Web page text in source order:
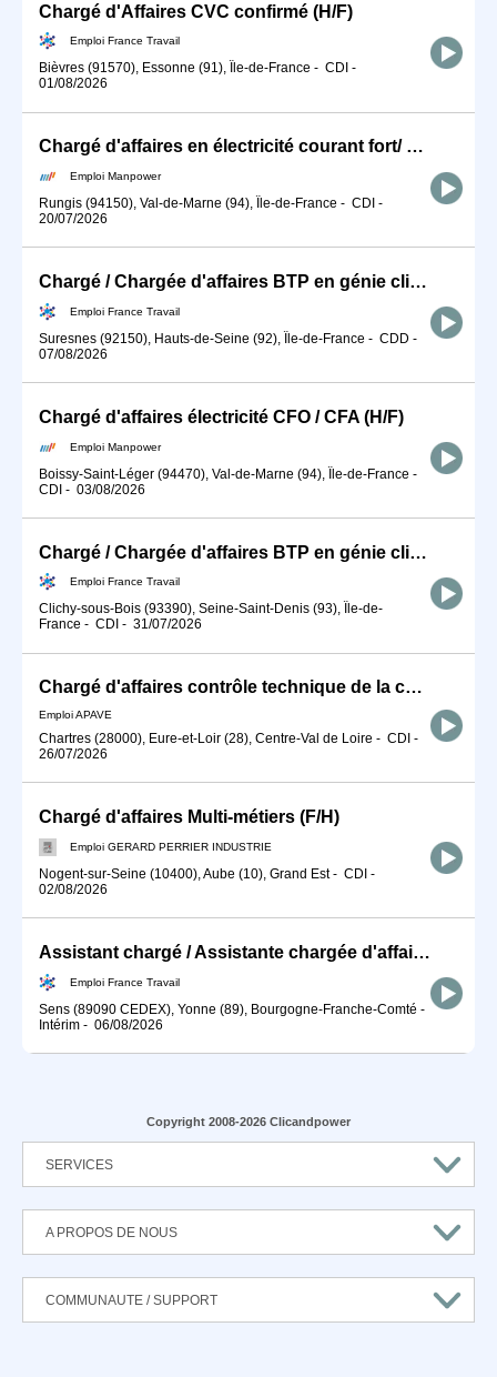
Chargé d'Affaires CVC confirmé (H/F)
Emploi France Travail
Bièvres (91570), Essonne (91), Île-de-France - CDI -
01/08/2026
Chargé d'affaires en électricité courant fort/ Courant Faible (H/F)
Emploi Manpower
Rungis (94150), Val-de-Marne (94), Île-de-France - CDI -
20/07/2026
Chargé / Chargée d'affaires BTP en génie climatique et énergétiqu (H/F)
Emploi France Travail
Suresnes (92150), Hauts-de-Seine (92), Île-de-France - CDD -
07/08/2026
Chargé d'affaires électricité CFO / CFA (H/F)
Emploi Manpower
Boissy-Saint-Léger (94470), Val-de-Marne (94), Île-de-France -
CDI - 03/08/2026
Chargé / Chargée d'affaires BTP en génie climatique et énergétiqu (H/F)
Emploi France Travail
Clichy-sous-Bois (93390), Seine-Saint-Denis (93), Île-de-
France - CDI - 31/07/2026
Chargé d'affaires contrôle technique de la construction confirmé H/F
Emploi APAVE
Chartres (28000), Eure-et-Loir (28), Centre-Val de Loire - CDI -
26/07/2026
Chargé d'affaires Multi-métiers (F/H)
Emploi GERARD PERRIER INDUSTRIE
Nogent-sur-Seine (10400), Aube (10), Grand Est- CDI -
02/08/2026
Assistant chargé / Assistante chargée d'affaires BTP en génie cli (H/F)
Emploi France Travail
Sens (89090 CEDEX), Yonne (89), Bourgogne-Franche-Comté -
Intérim - 06/08/2026
Copyright 2008-2026 Clicandpower
SERVICES
A PROPOS DE NOUS
COMMUNAUTE / SUPPORT